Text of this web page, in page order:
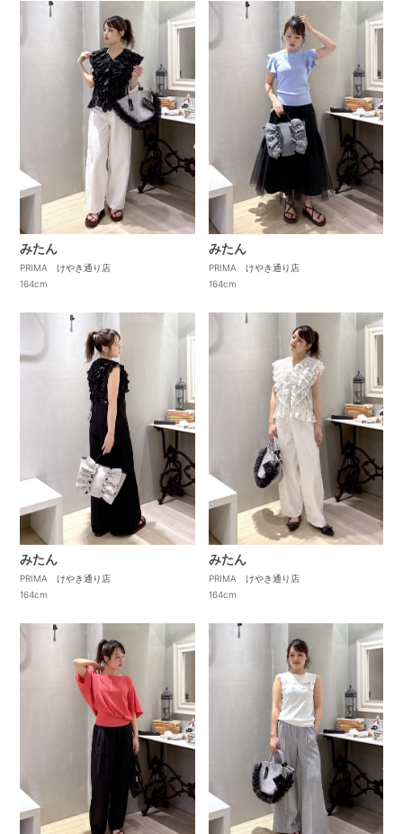
みたん
PRIMA けやき通り店
164cm
みたん
PRIMA けやき通り店
164cm
みたん
PRIMA けやき通り店
164cm
みたん
PRIMA けやき通り店
164cm